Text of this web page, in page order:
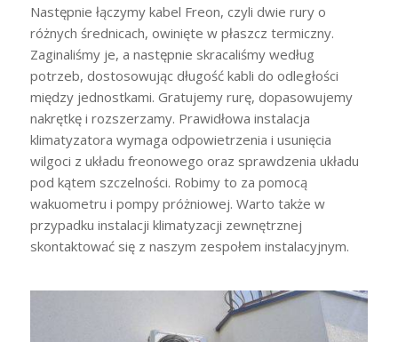
Następnie łączymy kabel Freon, czyli dwie rury o
różnych średnicach, owinięte w płaszcz termiczny.
Zaginaliśmy je, a następnie skracaliśmy według
potrzeb, dostosowując długość kabli do odległości
między jednostkami. Gratujemy rurę, dopasowujemy
nakrętkę i rozszerzamy. Prawidłowa instalacja
klimatyzatora wymaga odpowietrzenia i usunięcia
wilgoci z układu freonowego oraz sprawdzenia układu
pod kątem szczelności. Robimy to za pomocą
wakuometru i pompy próżniowej. Warto także w
przypadku instalacji klimatyzacji zewnętrznej
skontaktować się z naszym zespołem instalacyjnym.